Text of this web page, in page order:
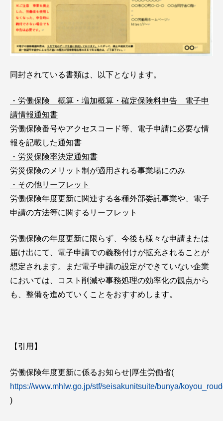
同封されている書類は、以下となります。
・労働保険 概算・増加概算・確定保険料申告 電子申
請情報通知書
労働保険番号やアクセスコード等、電子申請に必要な情
報を記載した通知書
・労災保険率決定通知書
労災保険のメリット制が適用される事業場にのみ
・その他リーフレット
労働保険年度更新に関連する各種外部委託事業や、電子
申請の方法等に関するリーフレット
労働保険の年度更新に限らず、今後も様々な申請または
届け出にて、電子申請での義務付けが拡充されることが
想定されます。まだ電子申請の設定ができていない企業
においては、コスト削減や事務処理の効率化の観点から
も、整備を進めていくことをおすすめします。
【引用】
労働保険年度更新に係るお知らせ|厚生労働省(
https://www.mhlw.go.jp/stf/seisakunitsuite/bunya/
)